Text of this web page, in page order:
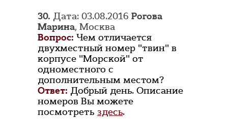
30. Дата: 03.08.2016 Рогова
Марина, Москва
Вопрос: Чем отличается
двухместный номер "твин" в
корпусе "Морской" от
одноместного с
дополнительным местом?
Ответ: Добрый день. Описание
номеров Вы можете
посмотреть здесь.